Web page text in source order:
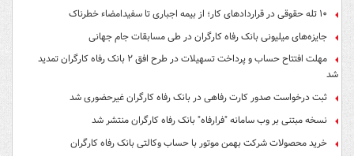
۱۰ تله حقوقی در قراردادهای کار؛ از بیمه اجباری تا سفیدامضاء خطرناک
جایزه‌های میلیونی بانک رفاه کارگران در طی مسابقات جام جهانی
مهلت افتتاح حساب و پرداخت تسهیلات در طرح افق ۲ بانک رفاه کارگران تمدید
شد
ثبت درخواست صدور کارت رفاهی در بانک رفاه کارگران غیرحضوری شد
نسخه مبتنی بر وب سامانه "فرارفاه" بانک رفاه کارگران منتشر شد
خرید محصولات شرکت بهمن موتور با حساب وکالتی بانک رفاه کارگران